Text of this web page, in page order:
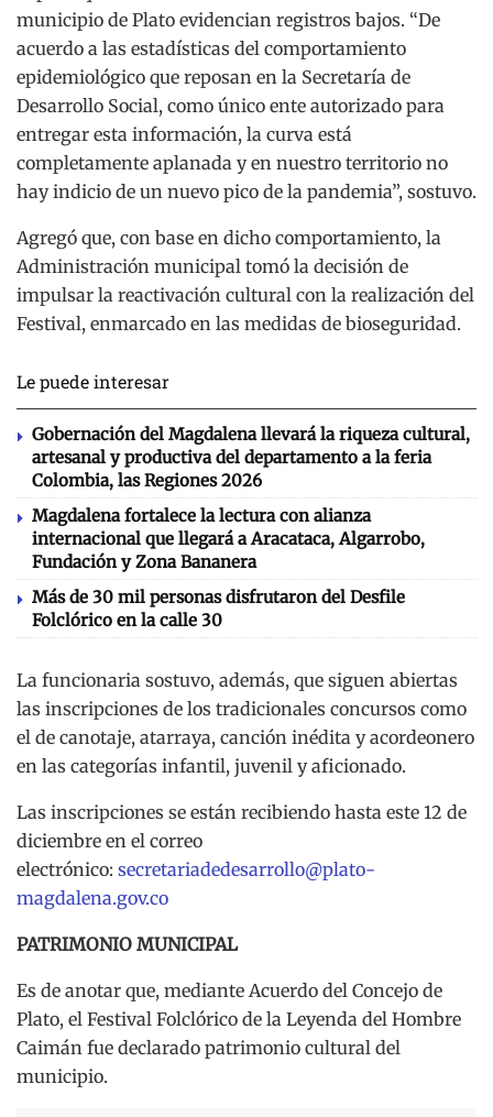
municipio de Plato evidencian registros bajos. “De
acuerdo a las estadísticas del comportamiento
epidemiológico que reposan en la Secretaría de
Desarrollo Social, como único ente autorizado para
entregar esta información, la curva está
completamente aplanada y en nuestro territorio no
hay indicio de un nuevo pico de la pandemia”, sostuvo.
Agregó que, con base en dicho comportamiento, la
Administración municipal tomó la decisión de
impulsar la reactivación cultural con la realización del
Festival, enmarcado en las medidas de bioseguridad.
Le puede interesar
Gobernación del Magdalena llevará la riqueza cultural,
artesanal y productiva del departamento a la feria
Colombia, las Regiones 2026
Magdalena fortalece la lectura con alianza
internacional que llegará a Aracataca, Algarrobo,
Fundación y Zona Bananera
Más de 30 mil personas disfrutaron del Desfile
Folclórico en la calle 30
La funcionaria sostuvo, además, que siguen abiertas
las inscripciones de los tradicionales concursos como
el de canotaje, atarraya, canción inédita y acordeonero
en las categorías infantil, juvenil y aficionado.
Las inscripciones se están recibiendo hasta este 12 de
diciembre en el correo
electrónico: secretariadedesarrollo@plato-
magdalena.gov.co
PATRIMONIO MUNICIPAL
Es de anotar que, mediante Acuerdo del Concejo de
Plato, el Festival Folclórico de la Leyenda del Hombre
Caimán fue declarado patrimonio cultural del
municipio.